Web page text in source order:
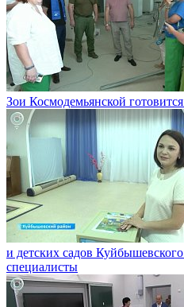
Зои Космодемьянской
и детских садов
специалисты